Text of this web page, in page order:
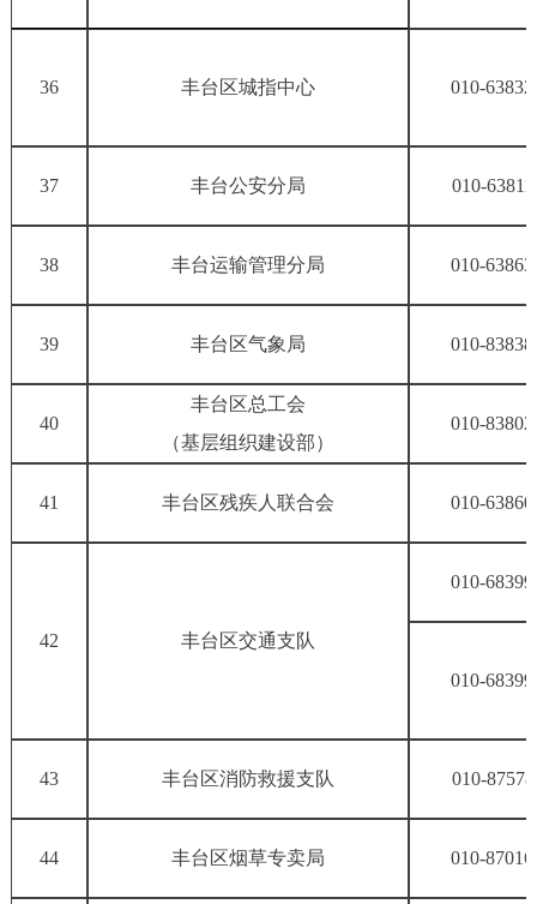
36 丰台区城指中心 010-
37 丰台公安分局 010-
38 丰台运输管理分局 010-
39 丰台区气象局 010-
40
丰台区总工会
（基层组织建设部）
010-
41 丰台区残疾人联合会 010-
42 丰台区交通支队
010-
010-
43 丰台区消防救援支队 010-
44 丰台区烟草专卖局 010-